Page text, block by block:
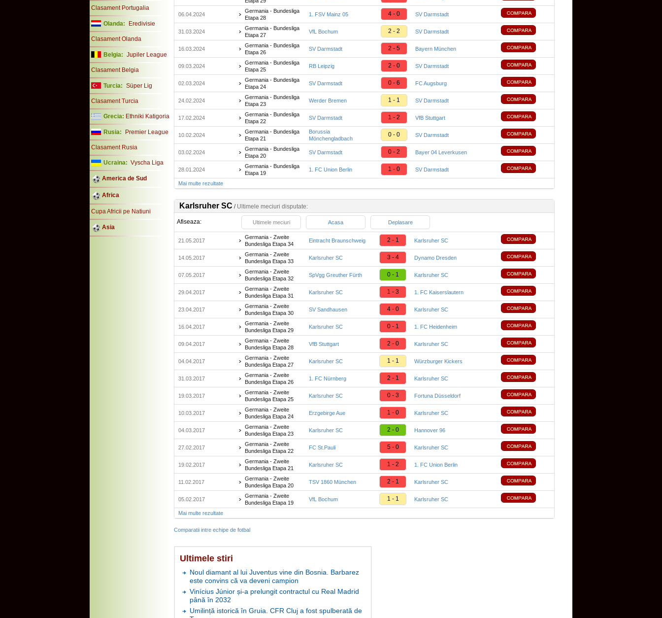
Clasament Portugalia
Olanda: Eredivisie
Clasament Olanda
Belgia: Jupiler League
Clasament Belgia
Turcia: Süper Lig
Clasament Turcia
Grecia: Ethniki Katigoria
Rusia: Premier League
Clasament Rusia
Ucraina: Vyscha Liga
America de Sud
Africa
Cupa Africii pe Natiuni
Asia
06.04.2024
Germania - Bundesliga
Etapa 28
1. FSV Mainz 05 4 - 0 SV Darmstadt
31.03.2024
Germania - Bundesliga
Etapa 27
VfL Bochum 2 - 2 SV Darmstadt
16.03.2024
Germania - Bundesliga
Etapa 26
SV Darmstadt 2 - 5 Bayern München
09.03.2024
Germania - Bundesliga
Etapa 25
RB Leipzig 2 - 0 SV Darmstadt
02.03.2024
Germania - Bundesliga
Etapa 24
SV Darmstadt 0 - 6 FC Augsburg
24.02.2024
Germania - Bundesliga
Etapa 23
Werder Bremen 1 - 1 SV Darmstadt
17.02.2024
Germania - Bundesliga
Etapa 22
SV Darmstadt 1 - 2 VfB Stuttgart
10.02.2024
Germania - Bundesliga
Etapa 21
Borussia
Mönchengladbach
0 - 0 SV Darmstadt
03.02.2024
Germania - Bundesliga
Etapa 20
SV Darmstadt 0 - 2 Bayer 04 Leverkusen
28.01.2024
Germania - Bundesliga
Etapa 19
1. FC Union Berlin 1 - 0 SV Darmstadt
Mai multe rezultate
Karlsruher SC / Ultimele meciuri disputate:
Afiseaza: Ultimele meciuri Acasa Deplasare
21.05.2017
Germania - Zweite
Bundesliga Etapa 34
Eintracht Braunschweig 2 - 1 Karlsruher SC
14.05.2017
Germania - Zweite
Bundesliga Etapa 33
Karlsruher SC 3 - 4 Dynamo Dresden
07.05.2017
Germania - Zweite
Bundesliga Etapa 32
SpVgg Greuther Fürth 0 - 1 Karlsruher SC
29.04.2017
Germania - Zweite
Bundesliga Etapa 31
Karlsruher SC 1 - 3 1. FC Kaiserslautern
23.04.2017
Germania - Zweite
Bundesliga Etapa 30
SV Sandhausen 4 - 0 Karlsruher SC
16.04.2017
Germania - Zweite
Bundesliga Etapa 29
Karlsruher SC 0 - 1 1. FC Heidenheim
09.04.2017
Germania - Zweite
Bundesliga Etapa 28
VfB Stuttgart 2 - 0 Karlsruher SC
04.04.2017
Germania - Zweite
Bundesliga Etapa 27
Karlsruher SC 1 - 1 Würzburger Kickers
31.03.2017
Germania - Zweite
Bundesliga Etapa 26
1. FC Nürnberg 2 - 1 Karlsruher SC
19.03.2017
Germania - Zweite
Bundesliga Etapa 25
Karlsruher SC 0 - 3 Fortuna Düsseldorf
10.03.2017
Germania - Zweite
Bundesliga Etapa 24
Erzgebirge Aue 1 - 0 Karlsruher SC
04.03.2017
Germania - Zweite
Bundesliga Etapa 23
Karlsruher SC 2 - 0 Hannover 96
27.02.2017
Germania - Zweite
Bundesliga Etapa 22
FC St.Pauli 5 - 0 Karlsruher SC
19.02.2017
Germania - Zweite
Bundesliga Etapa 21
Karlsruher SC 1 - 2 1. FC Union Berlin
11.02.2017
Germania - Zweite
Bundesliga Etapa 20
TSV 1860 München 2 - 1 Karlsruher SC
05.02.2017
Germania - Zweite
Bundesliga Etapa 19
VfL Bochum 1 - 1 Karlsruher SC
Mai multe rezultate
Comparatii intre echipe de fotbal
Ultimele stiri
Noul diamant al lui Juventus vine din Bosnia. Barbarez
este convins că va deveni campion
Vinícius Júnior și-a prelungit contractul cu Real Madrid
până în 2032
Umilință istorică în Gruia. CFR Cluj a fost spulberată de